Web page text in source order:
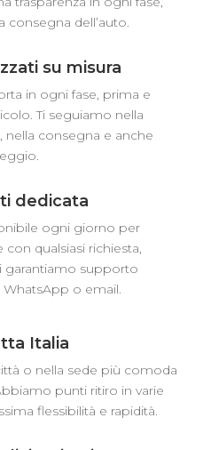
consegna dell’auto.
su misura
in ogni fase, prima e
Ti seguiamo nella
nella consegna e anche
dedicata
ogni giorno per
qualsiasi richiesta,
garantiamo supporto
o email.
Italia
o nella sede più comoda
punti ritiro in varie
flessibilità e rapidità.